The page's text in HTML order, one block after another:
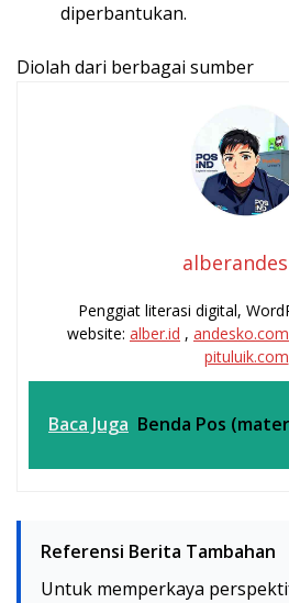
diperbantukan.
Diolah dari berbagai sumber
Penggiat literasi digital,
website: alber.id , andesko.com
pituluik.com
Baca Juga Benda Pos
Referensi Berita Tambahan
Untuk memperkaya